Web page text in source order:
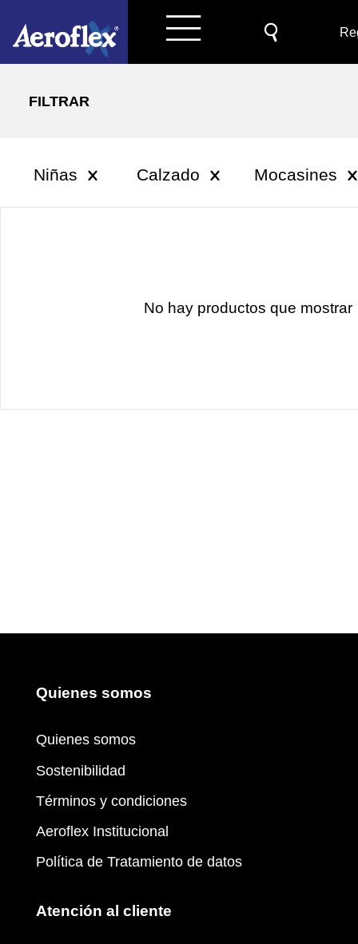
FILTRAR
Niñas Calzado Mocasines
No hay productos que mostrar
Quienes somos
Quienes somos
Sostenibilidad
Términos y condiciones
Aeroflex Institucional
Política de Tratamiento de datos
Atención al cliente